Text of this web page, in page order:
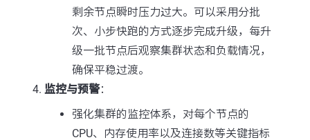
剩余节点瞬时压力过大。可以采用分批
次、小步快跑的方式逐步完成升级，每升
级一批节点后观察集群状态和负载情况，
确保平稳过渡。
监控与预警：
强化集群的监控体系，对每个节点的
CPU、内存使用率以及连接数等关键指标